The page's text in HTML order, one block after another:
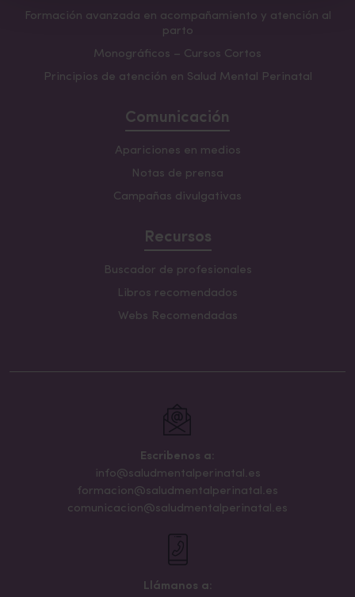
Formación avanzada en acompañamiento y atención al
parto
Monográficos – Cursos Cortos
Principios de atención en Salud Mental Perinatal
Comunicación
Apariciones en medios
Notas de prensa
Campañas divulgativas
Recursos
Buscador de profesionales
Libros recomendados
Webs Recomendadas
Escribenos a:
info@saludmentalperinatal.es
formacion@saludmentalperinatal.es
comunicacion@saludmentalperinatal.es
Llámanos a: